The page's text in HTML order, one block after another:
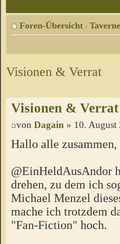
Foren-Übersicht ‹
Visionen & Verrat
Visionen & Verrat
von Dagain » 10. August
Hallo alle zusammen,
@EinHeldAusAndor
drehen, zu dem ich
Michael Menzel
mache ich trotzdem
"Fan-Fiction" hoch.